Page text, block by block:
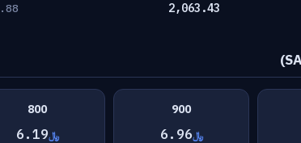
2,063.43
900
﷼6.96
800
﷼6.19